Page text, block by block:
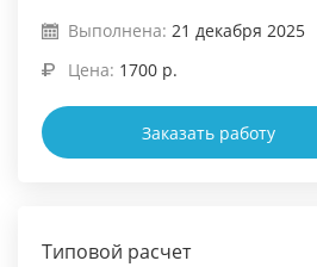
Выполнена: 21 декабря 2025
Цена: 1700 р.
Заказать работу
Типовой расчет